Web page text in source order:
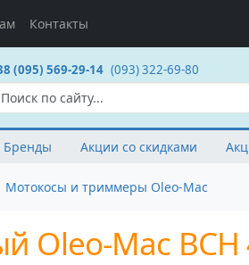
Контакты
(095) 569-29-14 (093) 322-69-80
Бренды Акции со скидками
Мотокосы и триммеры Oleo-Mac
Oleo-Маc BCH